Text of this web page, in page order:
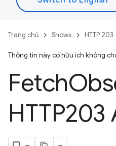
Trang chủ Shows HTTP 203
Thông tin này có hữu ích không
Fetch